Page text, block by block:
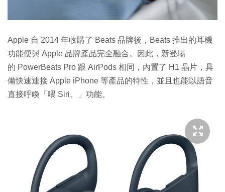
Apple 自 2014 年收購了 Beats 品牌後，Beats 推出的耳機
功能便與 Apple 品牌產品完全融合。因此，新登場
的 PowerBeats Pro 跟 AirPods 相同，內置了 H1 晶片，具
備快速連接 Apple iPhone 等產品的特性，並且也能以語音
直接呼喚「喂 Siri。」功能。